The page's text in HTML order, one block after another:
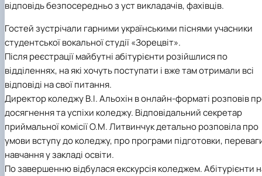
Іноземні мови
Їдальні та буфети
Центр вивчення мов
Психологічна підтримка
Рада молодих вчених
Стартап школа НУБіП України
Методичні рекомендації, пам'ятки
Патентно-ліцензійна діяльність
ЦКНО «Агропромисловий комплекс, лісове і
медицина»
Обладнання НУБіП України
Біоетична комісія
Досліднику та автору
Звіт про проведення НТЗ
Наукові журнали НУБіП України
Наукові журнали НУБіП України (English)
Пам'ятка про проведення науково-
заходів
Порядок планування та організації
проведення НТЗ
Результати науково-технічних заходів
Монографії
Наука для бізнесу
Каталог наукових послуг
«SEB-2024»
«SEB-2025»
Наглядова рада
Благодійний фонд «Голосіївська ініціатива
2020»
Історія університету
Звіт ректора
Пам'яті захисників України
Почесні доктори і професори НУБіП України
Пресслужба
Університетський кур'єр
Вибори ректора
Програма розвитку університету
ініціатива – 2025»
Доступ до публічної інформації
Офіційна символіка
Антикорупційні заходи
Уповноважена особа з питань запобігання
виявлення корупції
Положення про антикорупційного
уповноваженого НУБіП України
Національні нормативно-правові акти
Нормативно-правові акти НУБіП України
Інформаційні ресурси НАЗК
Методичні роз’яснення НАЗК
Антикорупційні заходи
Гендерна радниця
Контактна інформація
відповідь безпосередньо з уст викладачів, фахівців.
Гостей зустрічали гарними українськими піснями учасники
студентської вокальної студії «Зорецвіт».
Після реєстрації майбутні абітурієнти розійшлися по
відділеннях, на які хочуть поступати і вже там отримали всі
відповіді на свої питання.
Директор коледжу В.І. Альохін в онлайн-форматі розповів
досягнення та успіхи коледжу. Відповідальний секретар
приймальної комісії О.М. Литвинчук детально розповіла про
умови вступу до коледжу, про програми підготовки,
навчання у закладі освіти.
По завершенню відбулася екскурсія коледжем. Абітурієнти